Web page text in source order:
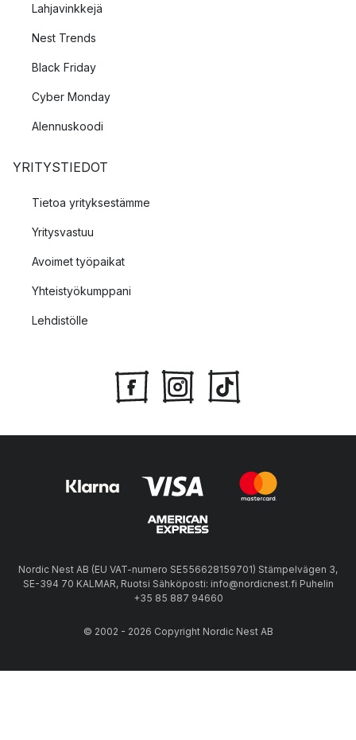
Lahjavinkkejä
Nest Trends
Black Friday
Cyber Monday
Alennuskoodi
YRITYSTIEDOT
Tietoa yrityksestämme
Yritysvastuu
Avoimet työpaikat
Yhteistyökumppani
Lehdistölle
Nordic Nest AB (EU VAT-numero SE556628159701) Stämpelvägen 3,
SE-394 70 KALMAR, Ruotsi Sähköposti: info@nordicnest.fi Puhelin
+35 85 887 94660
© 2002 - 2026 Copyright Nordic Nest AB